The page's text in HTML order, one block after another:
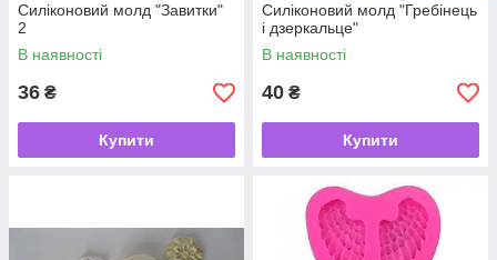
Силіконовий молд "Завитки"
2
В наявності
36 ₴
Купити
Силіконовий молд "Гребінець
і дзеркальце"
В наявності
40 ₴
Купити